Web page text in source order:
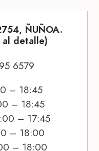
ÑUÑOA.
al detalle)
6579
– 18:45
– 18:45
– 17:45
– 18:00
– 18:00